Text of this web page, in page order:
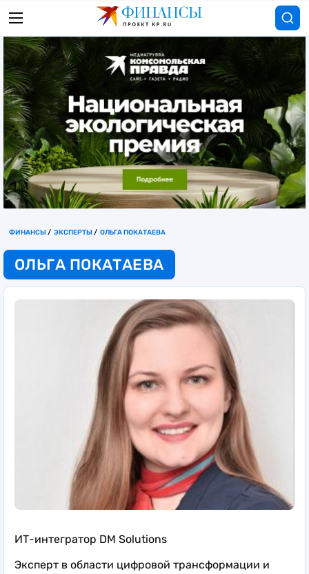
ФИНАНСЫ ЭКСПЕРТЫ ОЛЬГА ПОКАТАЕВА
ОЛЬГА ПОКАТАЕВА
ИТ-интегратор DM Solutions
Эксперт в области цифровой трансформации и